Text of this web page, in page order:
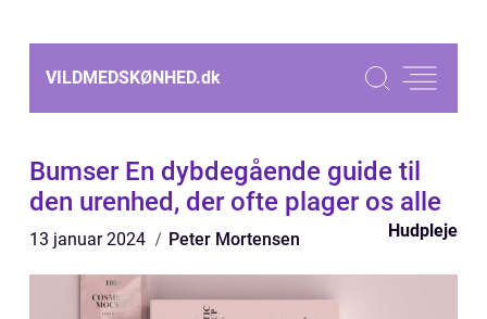
VILDMEDSKØNHED.dk
Bumser En dybdegående guide til
den urenhed, der ofte plager os alle
13 januar 2024 Peter Mortensen Hudpleje